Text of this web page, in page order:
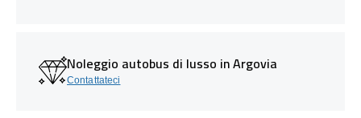
Noleggio autobus di lusso in Argovia
Contattateci